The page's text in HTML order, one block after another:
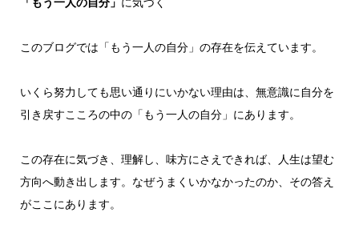
「もう一人の自分」 に気づく
このブログでは「もう一人の自分」の存在を伝えています。
いくら努力しても思い通りにいかない理由は、無意識に自分を
引き戻すこころの中の「もう一人の自分」にあります。
この存在に気づき、理解し、味方にさえできれば、人生は望む
方向へ動き出します。なぜうまくいかなかったのか、その答え
がここにあります。